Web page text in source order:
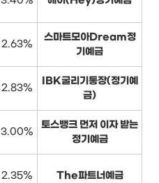
2.63%
스마트모아Dream정
기예금
2.83%
IBK굴리기통장(정기예
금)
3.00%
토스뱅크 먼저 이자 받는
정기예금
2.35% The파트너예금